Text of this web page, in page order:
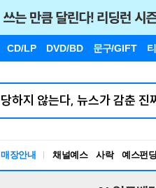
CD/LP DVD/BD 문구/GIFT
매장안내 채널예스 사락 예스펀딩